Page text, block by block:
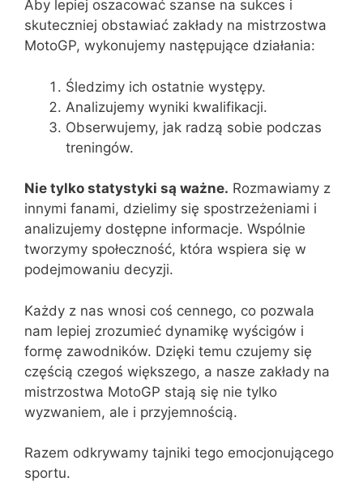
Aby lepiej oszacować szanse na sukces i
skuteczniej obstawiać zakłady na mistrzostwa
MotoGP, wykonujemy następujące działania:
Śledzimy ich ostatnie występy.
Analizujemy wyniki kwalifikacji.
Obserwujemy, jak radzą sobie podczas
treningów.
Nie tylko statystyki są ważne. Rozmawiamy z
innymi fanami, dzielimy się spostrzeżeniami i
analizujemy dostępne informacje. Wspólnie
tworzymy społeczność, która wspiera się w
podejmowaniu decyzji.
Każdy z nas wnosi coś cennego, co pozwala
nam lepiej zrozumieć dynamikę wyścigów i
formę zawodników. Dzięki temu czujemy się
częścią czegoś większego, a nasze zakłady na
mistrzostwa MotoGP stają się nie tylko
wyzwaniem, ale i przyjemnością.
Razem odkrywamy tajniki tego emocjonującego
sportu.